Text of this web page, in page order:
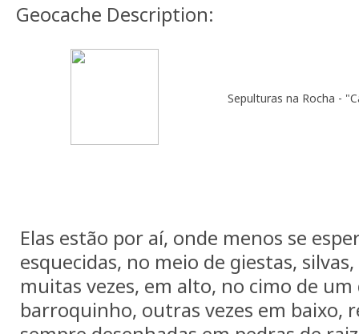
Geocache Description:
Sepulturas na Rocha -
Elas estão por aí, onde menos se
esquecidas, no meio de giestas,
muitas vezes, em alto, no cimo de
barroquinho, outras vezes em baixo,